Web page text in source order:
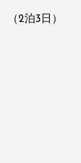
（2泊3日）